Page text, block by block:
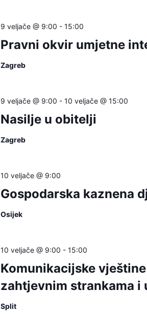
Pravni okvir umjetne
9 veljače @ 9:00 - 15:00
Zagreb
Nasilje u obitelji
9 veljače @ 9:00 - 10 veljače @ 15:00
Zagreb
Gospodarska kaznena
10 veljače @ 9:00
Osijek
Komunikacijske
zahtjevnim strankama i
10 veljače @ 9:00 - 15:00
Split